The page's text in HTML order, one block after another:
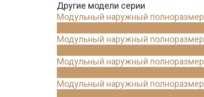
Другие модели серии
Модульный наружный
Модульный наружный
Модульный наружный
Модульный наружный